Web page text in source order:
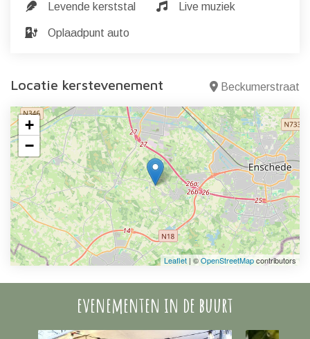
Levende kerststal Live muziek
Oplaadpunt auto
Locatie kerstevenement Beckumerstraat
+
−
Leaflet | ©OpenStreetMapcontributors
evenementen in de buurt